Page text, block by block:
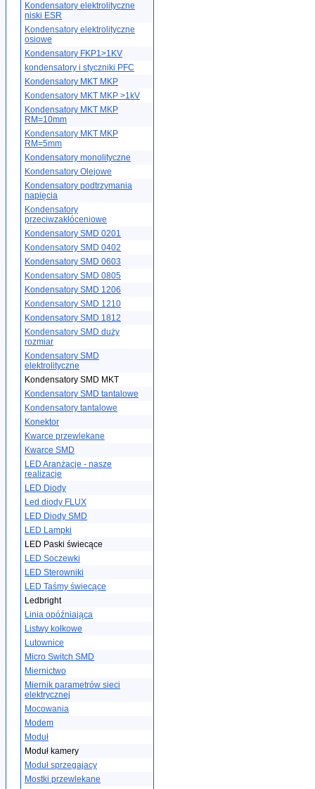
Kondensatory elektrolityczne
niski ESR
Kondensatory elektrolityczne
osiowe
Kondensatory FKP1>1KV
kondensatory i styczniki PFC
Kondensatory MKT MKP
Kondensatory MKT MKP >1kV
Kondensatory MKT MKP
RM=10mm
Kondensatory MKT MKP
RM=5mm
Kondensatory monolityczne
Kondensatory Olejowe
Kondensatory podtrzymania
napięcia
Kondensatory
przeciwzakłóceniowe
Kondensatory SMD 0201
Kondensatory SMD 0402
Kondensatory SMD 0603
Kondensatory SMD 0805
Kondensatory SMD 1206
Kondensatory SMD 1210
Kondensatory SMD 1812
Kondensatory SMD duży
rozmiar
Kondensatory SMD
elektrolityczne
Kondensatory SMD MKT
Kondensatory SMD tantalowe
Kondensatory tantalowe
Konektor
Kwarce przewlekane
Kwarce SMD
LED Aranżacje - nasze
realizacje
LED Diody
Led diody FLUX
LED Diody SMD
LED Lampki
LED Paski świecące
LED Soczewki
LED Sterowniki
LED Taśmy świecące
Ledbright
Linia opóźniająca
Listwy kołkowe
Lutownice
Micro Switch SMD
Miernictwo
Miernik parametrów sieci
elektrycznej
Mocowania
Modem
Moduł
Moduł kamery
Moduł sprzegajacy
Mostki przewlekane